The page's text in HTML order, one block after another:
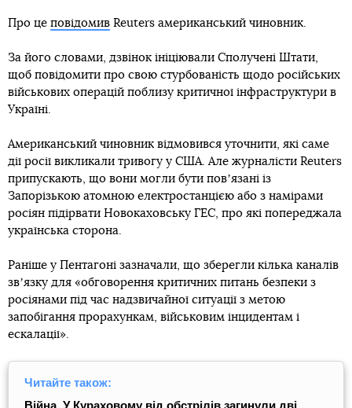
Про це повідомив Reuters американський чиновник.
За його словами, дзвінок ініціювали Сполучені Штати,
щоб повідомити про свою стурбованість щодо російських
військових операцій поблизу критичної інфраструктури в
Україні.
Американський чиновник відмовився уточнити, які саме
дії росії викликали тривогу у США. Але журналісти Reuters
припускають, що вони могли бути повʼязані із
Запорізькою атомною електростанцією або з намірами
росіян підірвати Новокаховську ГЕС, про які попереджала
українська сторона.
Раніше у Пентагоні зазначали, що зберегли кілька каналів
звʼязку для «обговорення критичних питань безпеки з
росіянами під час надзвичайної ситуації з метою
запобігання прорахункам, військовим інцидентам і
ескалації».
Читайте також:
Війна. У Кураховому від обстрілів загинули дві